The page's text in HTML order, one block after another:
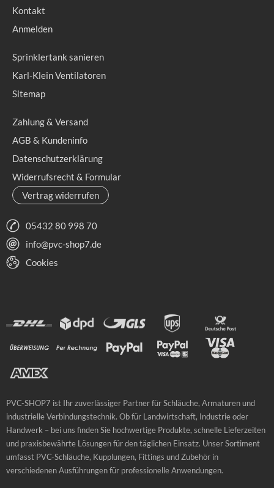
Kontakt
Anmelden
Sprinklertank sanieren
Karl-Klein Ventilatoren
Sitemap
Zahlung & Versand
AGB & Kundeninfo
Datenschutzerklärung
Widerrufsrecht & Formular
Vertrag widerrufen
05432 80 998 70
info@pvc-shop7.de
Cookies
PVC-SHOP7 ist Ihr zuverlässiger Partner für Schläuche, Armaturen und
industrielle Verbindungstechnik. Ob für Landwirtschaft, Industrie oder
Handwerk – bei uns finden Sie hochwertige Produkte, schnelle Lieferzeiten
und praxisbewährte Lösungen für den täglichen Einsatz. Unser Sortiment
umfasst PVC-Schläuche, Kupplungen, Fittings und Zubehör in
verschiedenen Ausführungen für professionelle Anwendungen.